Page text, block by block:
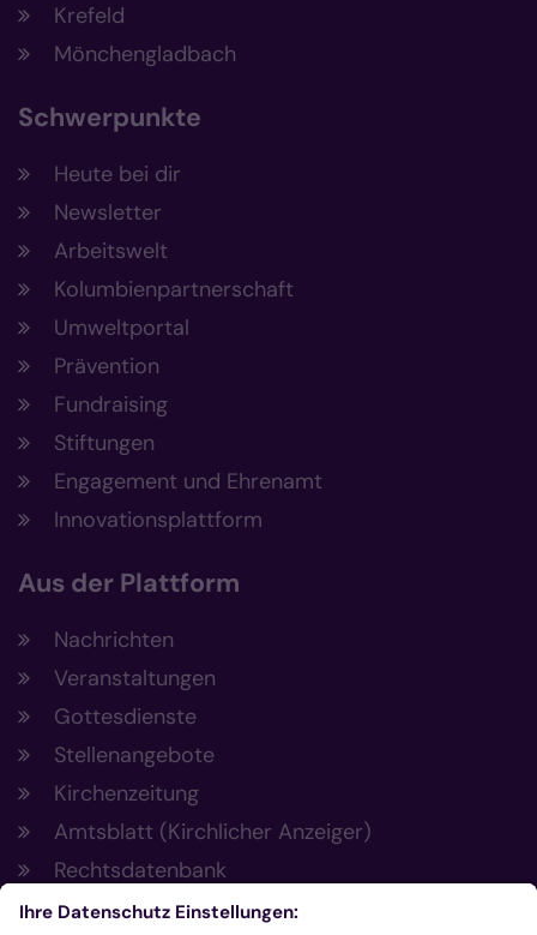
Krefeld
Mönchengladbach
Schwerpunkte
Heute bei dir
Newsletter
Arbeitswelt
Kolumbienpartnerschaft
Umweltportal
Prävention
Fundraising
Stiftungen
Engagement und Ehrenamt
Innovationsplattform
Aus der Plattform
Nachrichten
Veranstaltungen
Gottesdienste
Stellenangebote
Kirchenzeitung
Amtsblatt (Kirchlicher Anzeiger)
Rechtsdatenbank
Meldestelle gemäß Hinweisgeberschutzgesetz